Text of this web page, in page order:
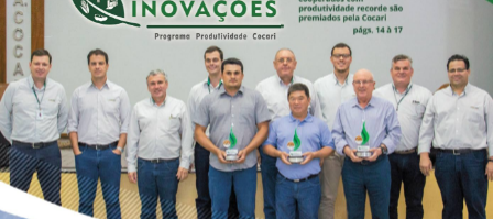
Expo Cerrado: Oitava edição da
feira apresenta novidades para a
agricultura
Conservação de Solo:
Compreenda a importância do
terraceamento